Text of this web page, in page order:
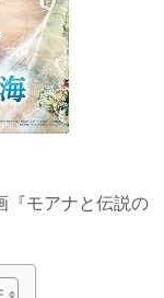
『モアナと伝説の